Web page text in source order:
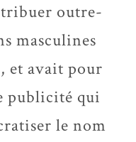
outre-
masculines
et avait pour
publicité qui
le nom